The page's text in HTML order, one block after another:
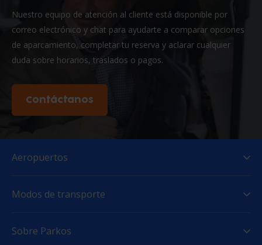
Nuestro equipo de atención al cliente está disponible por
correo electrónico y chat para ayudarte a comparar opciones
de aparcamiento, completar tu reserva y aclarar cualquier
duda sobre horarios, traslados o pagos.
Contáctanos
Aeropuertos
Modos de transporte
Sobre Parkos